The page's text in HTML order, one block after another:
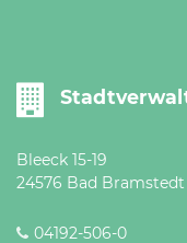
Bleeck 15-19
24576 Bad Bramstedt
04192-506-0